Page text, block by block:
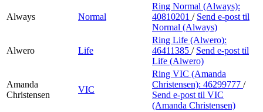
Always Normal
Ring Normal (Always):
40810201 / Send e-post til
Normal (Always)
Alwero Life
Ring Life (Alwero):
46411385 / Send e-post til
Life (Alwero)
Amanda
Christensen
VIC
Ring VIC (Amanda
Christensen): 46299777 /
Send e-post til VIC
(Amanda Christensen)